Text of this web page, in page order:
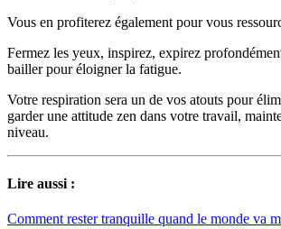
Vous en profiterez également pour vous
Fermez les yeux, inspirez, expirez
bailler pour éloigner la fatigue.
Votre respiration sera un de vos atouts pour
garder une attitude zen dans votre travail,
niveau.
Lire aussi :
Comment rester tranquille quand le monde va